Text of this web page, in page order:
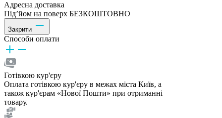
Адресна доставка
Під’йом на поверх БЕЗКОШТОВНО
Закрити
Способи оплати
Готівкою кур'єру
Оплата готівкою кур'єру в межах міста Київ, а
також кур'єрам «Нової Пошти» при отриманні
товару.